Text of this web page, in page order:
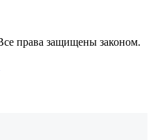
права защищены законом.